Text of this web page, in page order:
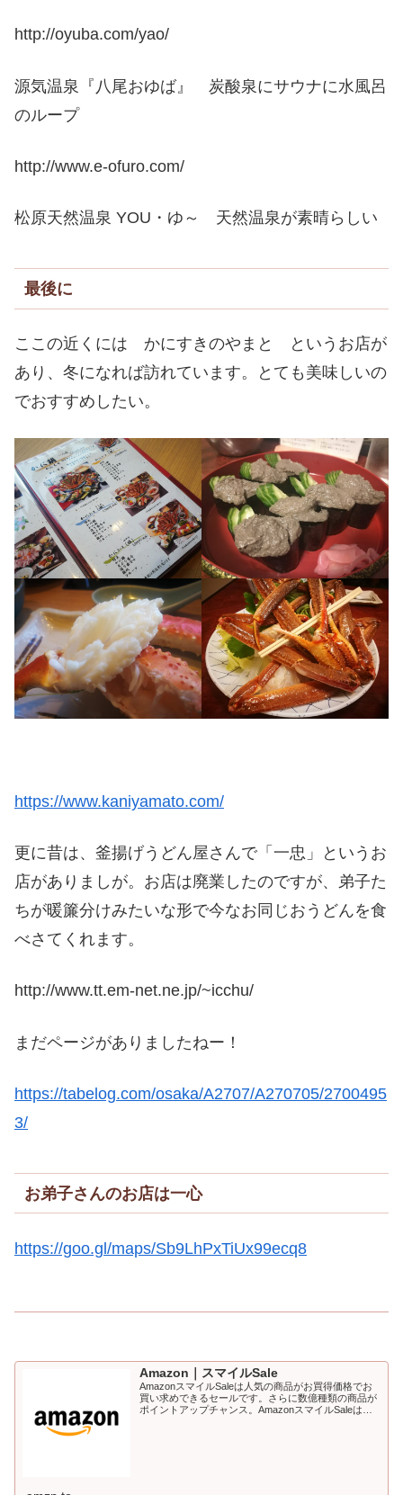
http://oyuba.com/yao/
源気温泉『八尾おゆば』 炭酸泉にサウナに水風呂
のループ
http://www.e-ofuro.com/
松原天然温泉 YOU・ゆ～ 天然温泉が素晴らしい
最後に
ここの近くには かにすきのやまと というお店が
あり、冬になれば訪れています。とても美味しいの
でおすすめしたい。
https://www.kaniyamato.com/
更に昔は、釜揚げうどん屋さんで「一忠」というお
店がありましが。お店は廃業したのですが、弟子た
ちが暖簾分けみたいな形で今なお同じおうどんを食
べさてくれます。
http://www.tt.em-net.ne.jp/~icchu/
まだページがありましたねー！
https://tabelog.com/osaka/A2707/A270705/2700495
3/
お弟子さんのお店は一心
https://goo.gl/maps/Sb9LhPxTiUx99ecq8
Amazon｜スマイルSale
AmazonスマイルSaleは人気の商品がお買得価格でお
買い求めできるセールです。さらに数億種類の商品が
ポイントアップチャンス。AmazonスマイルSaleは、